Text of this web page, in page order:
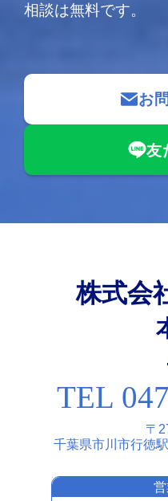
相談は無料です。
お
友
株式会
TEL
〒
千葉県市川市⾏徳